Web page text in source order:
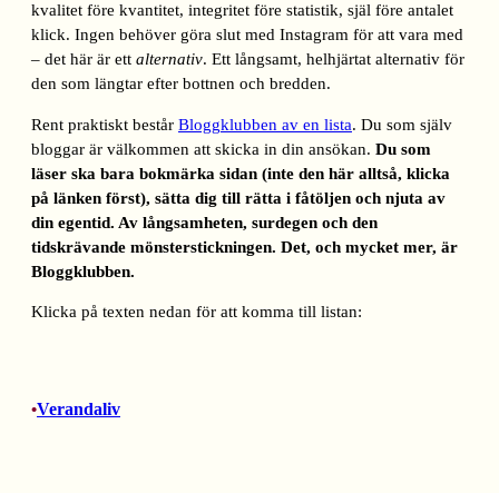
kvalitet före kvantitet, integritet före statistik, själ före antalet
klick. Ingen behöver göra slut med Instagram för att vara med
– det här är ett alternativ. Ett långsamt, helhjärtat alternativ för
den som längtar efter bottnen och bredden.
Rent praktiskt består Bloggklubben av en lista. Du som själv
bloggar är välkommen att skicka in din ansökan. Du som
läser ska bara bokmärka sidan (inte den här alltså, klicka
på länken först), sätta dig till rätta i fåtöljen och njuta av
din egentid. Av långsamheten, surdegen och den
tidskrävande mönsterstickningen. Det, och mycket mer, är
Bloggklubben.
Klicka på texten nedan för att komma till listan:
•Verandaliv